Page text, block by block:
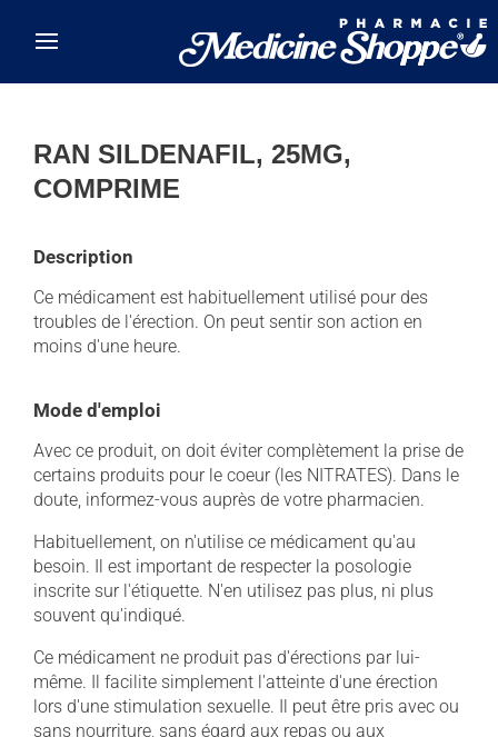
RAN SILDENAFIL, 25MG,
COMPRIME
Description
Ce médicament est habituellement utilisé pour des
troubles de l'érection. On peut sentir son action en
moins d'une heure.
Mode d'emploi
Avec ce produit, on doit éviter complètement la prise de
certains produits pour le coeur (les NITRATES). Dans le
doute, informez-vous auprès de votre pharmacien.
Habituellement, on n'utilise ce médicament qu'au
besoin. Il est important de respecter la posologie
inscrite sur l'étiquette. N'en utilisez pas plus, ni plus
souvent qu'indiqué.
Ce médicament ne produit pas d'érections par lui-
même. Il facilite simplement l'atteinte d'une érection
lors d'une stimulation sexuelle. Il peut être pris avec ou
sans nourriture, sans égard aux repas ou aux